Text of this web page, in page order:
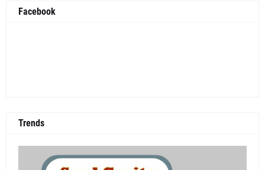
Facebook
Trends